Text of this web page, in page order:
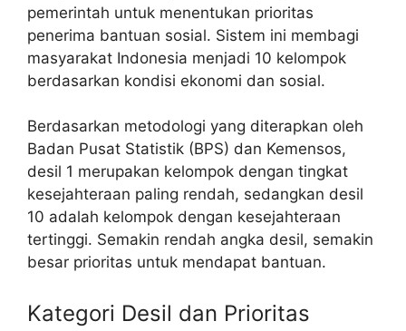
pemerintah untuk menentukan prioritas
penerima bantuan sosial. Sistem ini membagi
masyarakat Indonesia menjadi 10 kelompok
berdasarkan kondisi ekonomi dan sosial.
Berdasarkan metodologi yang diterapkan oleh
Badan Pusat Statistik (BPS) dan Kemensos,
desil 1 merupakan kelompok dengan tingkat
kesejahteraan paling rendah, sedangkan desil
10 adalah kelompok dengan kesejahteraan
tertinggi. Semakin rendah angka desil, semakin
besar prioritas untuk mendapat bantuan.
Kategori Desil dan Prioritas